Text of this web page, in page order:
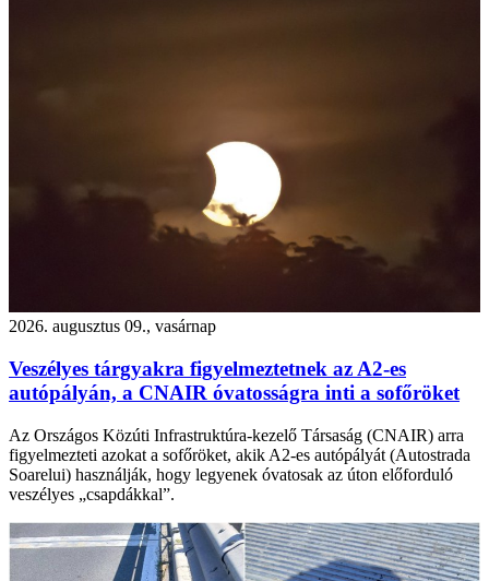
2026. augusztus 09., vasárnap
Veszélyes tárgyakra figyelmeztetnek az A2-es
autópályán, a CNAIR óvatosságra inti a sofőröket
Az Országos Közúti Infrastruktúra-kezelő Társaság (CNAIR) arra
figyelmezteti azokat a sofőröket, akik A2-es autópályát (Autostrada
Soarelui) használják, hogy legyenek óvatosak az úton előforduló
veszélyes „csapdákkal”.